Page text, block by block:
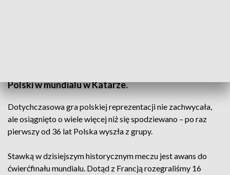
Polski w mundialu w Katarze.
Dotychczasowa gra polskiej reprezentacji nie zachwycała,
ale osiągnięto o wiele więcej niż się spodziewano – po raz
pierwszy od 36 lat Polska wyszła z grupy.
Stawką w dzisiejszym historycznym meczu jest awans do
ćwierćfinału mundialu. Dotąd z Francją rozegraliśmy 16